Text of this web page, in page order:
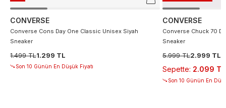
CONVERSE
Converse Cons Day One Classic Unisex Siyah
Sneaker
1.499 TL1.299 TL
Son 10 Günün En Düşük Fiyatı
CONVERSE
Converse Chuck 70
Sneaker
5.999 TL2.999 TL
Sepette: 2.099 TL
Son 10 Günün En